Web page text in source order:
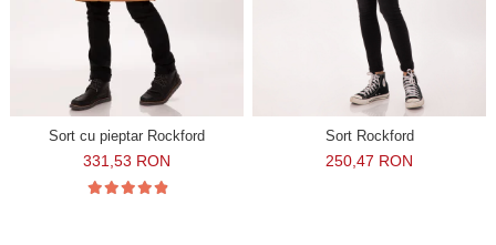
Sort cu pieptar Rockford
331,53 RON
Sort Rockford
250,47 RON